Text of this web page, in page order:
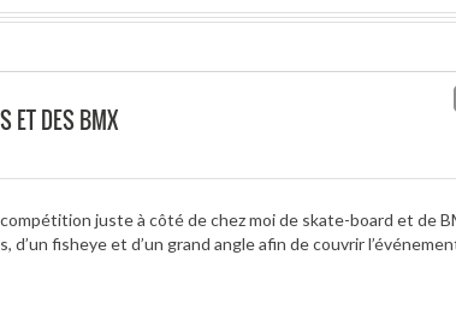
ET DES BMX
juste à côté de chez moi de skate-board et de
fisheye et d’un grand angle afin de couvrir